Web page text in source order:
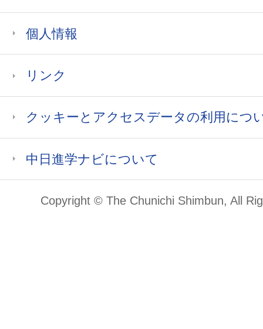
個人情報
リンク
クッキーとアクセスデータの利用につ
中日進学ナビについて
Copyright © The Chunichi Shimbun, All